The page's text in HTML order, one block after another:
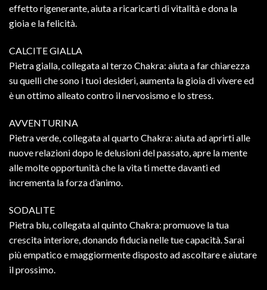
effetto rigenerante, aiuta a ricaricarti di vitalità e dona la
gioia e la felicità.
CALCITE GIALLA
Pietra gialla, collegata al terzo Chakra: aiuta a far chiarezza
su quelli che sono i tuoi desideri, aumenta la gioia di vivere ed
è un ottimo alleato contro il nervosismo e lo stress.
AVVENTURINA
Pietra verde, collegata al quarto Chakra: aiuta ad aprirti alle
nuove relazioni dopo le delusioni del passato, apre la mente
alle molte opportunità che la vita ti mette davanti ed
incrementa la forza d’animo.
SODALITE
Pietra blu, collegata al quinto Chakra: promuove la tua
crescita interiore, donando fiducia nelle tue capacità. Sarai
più empatico e maggiormente disposto ad ascoltare e aiutare
il prossimo.